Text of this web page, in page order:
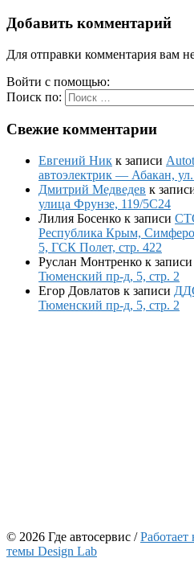
Добавить комментарий
Для отправки комментария вам
Войти с помощью:
Поиск по:
Свежие комментарии
Евгений Ник к записи
автоэлектрик — Абакан,
Дмитрий Медведев к
улица Фрунзе, 119/5С24
Лилия Босенко к записи
Республика Крым,
5, ГСК Полет, стр. 422
Руслан Монтренко к записи
Тюменский пр-д, 5, стр. 2
Егор Довлатов к записи
Тюменский пр-д, 5, стр. 2
© 2026 Где автосервис / Работает
темы Design Lab